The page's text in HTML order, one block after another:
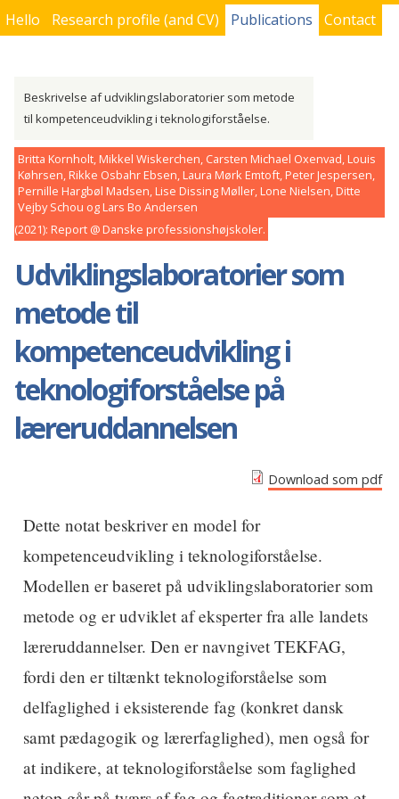
Hello Research profile (and CV) Publications Contact
Beskrivelse af udviklingslaboratorier som metode
til kompetenceudvikling i teknologiforståelse.
Britta Kornholt, Mikkel Wiskerchen, Carsten Michael Oxenvad, Louis
Køhrsen, Rikke Osbahr Ebsen, Laura Mørk Emtoft, Peter Jespersen,
Pernille Hargbøl Madsen, Lise Dissing Møller, Lone Nielsen, Ditte
Vejby Schou og Lars Bo Andersen
2021
Report Danske professionshøjskoler
Udviklingslaboratorier som
metode til
kompetenceudvikling i
teknologiforståelse på
læreruddannelsen
Download som pdf
Dette notat beskriver en model for
kompetenceudvikling i teknologiforståelse.
Modellen er baseret på udviklingslaboratorier som
metode og er udviklet af eksperter fra alle landets
læreruddannelser. Den er navngivet TEKFAG,
fordi den er tiltænkt teknologiforståelse som
delfaglighed i eksisterende fag (konkret dansk
samt pædagogik og lærerfaglighed), men også for
at indikere, at teknologiforståelse som faglighed